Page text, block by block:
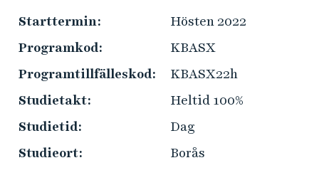
.
Starttermin:
Hösten 2022
Programkod:
KBASX
Programtillfälleskod:
KBASX22h
Studietakt:
Heltid 100%
Studietid:
Dag
Studieort:
Borås